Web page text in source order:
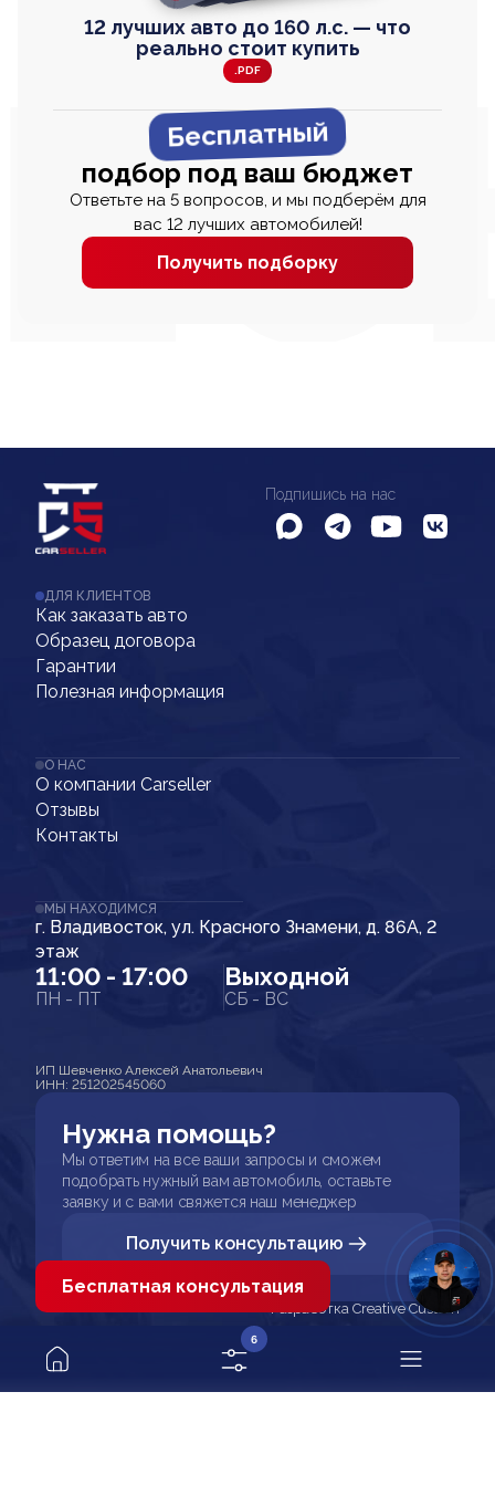
12 лучших авто до 160 л.с. — что
реально стоит купить
.PDF
Бесплатный
подбор под ваш бюджет
Ответьте на 5 вопросов, и мы подберём для
вас 12 лучших автомобилей!
Получить подборку
Подпишись на нас
ДЛЯ КЛИЕНТОВ
Как заказать авто
Образец договора
Гарантии
Полезная информация
О НАС
О компании Carseller
Отзывы
Контакты
МЫ НАХОДИМСЯ
г. Владивосток, ул. Красного Знамени, д. 86А, 2
этаж
11:00 - 17:00
ПН - ПТ
Выходной
СБ - ВС
ИП Шевченко Алексей Анатольевич
ИНН: 251202545060
Нужна помощь?
Мы ответим на все ваши запросы и сможем
подобрать нужный вам автомобиль, оставьте
заявку и с вами свяжется наш менеджер
Получить консультацию
Разработка Creative Custom
6
Бесплатная консультация